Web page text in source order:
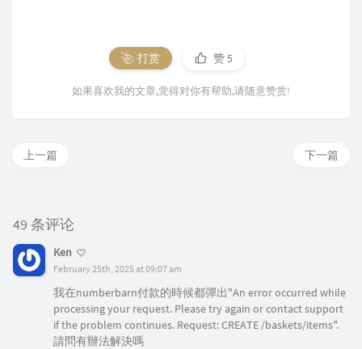
打赏 赞5
如果喜欢我的文章,觉得对你有帮助,请随意赞赏!
下一篇
上一篇
49 条评论
Ken
February 25th, 2025 at 09:07 am
我在numberbarn付款的時候都彈出"An error occurred while
processing your request. Please try again or contact support
if the problem continues. Request: CREATE /baskets/items".
請問有辦法解決嗎